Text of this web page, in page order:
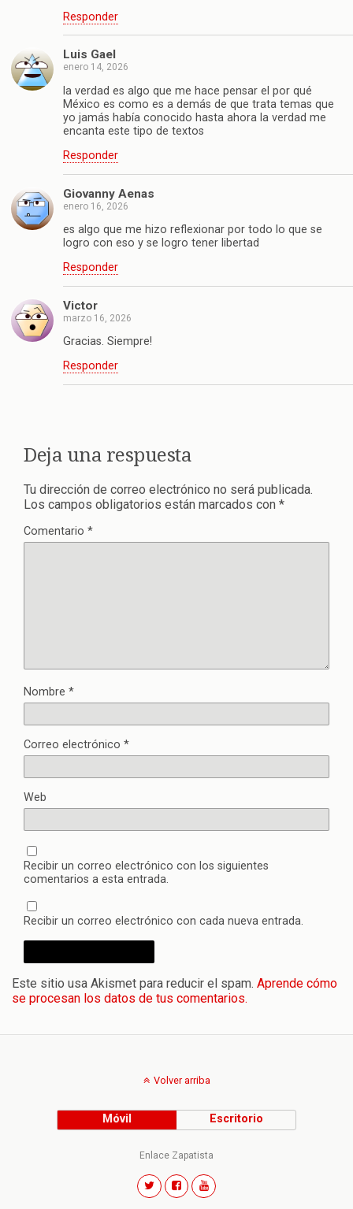
Responder
Luis Gael
enero 14, 2026
la verdad es algo que me hace pensar el por qué
México es como es a demás de que trata temas que
yo jamás había conocido hasta ahora la verdad me
encanta este tipo de textos
Responder
Giovanny Aenas
enero 16, 2026
es algo que me hizo reflexionar por todo lo que se
logro con eso y se logro tener libertad
Responder
Victor
marzo 16, 2026
Gracias. Siempre!
Responder
Deja una respuesta
Tu dirección de correo electrónico no será publicada.
Los campos obligatorios están marcados con *
Comentario *
Nombre *
Correo electrónico *
Web
Recibir un correo electrónico con los siguientes
comentarios a esta entrada.
Recibir un correo electrónico con cada nueva entrada.
Este sitio usa Akismet para reducir el spam. Aprende cómo
se procesan los datos de tus comentarios.
Volver arriba
Móvil Escritorio
Enlace Zapatista